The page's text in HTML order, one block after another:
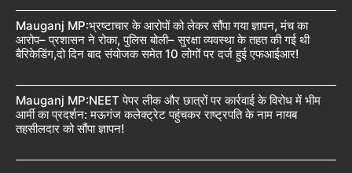
Mauganj MP:भ्रष्टाचार के आरोपों को लेकर सौंपा गया ज्ञापन, मंच का
आरोप– प्रशासन ने रोका, पुलिस बोली– सुरक्षा व्यवस्था के तहत की गई थी
बैरिकेडिंग,दो दिन बाद संयोजक समेत 10 लोगों पर दर्ज हुई एफआईआर!
Mauganj MP:NEET पेपर लीक और छात्रों पर कार्रवाई के विरोध में भीम
आर्मी का प्रदर्शन: मऊगंज कलेक्ट्रेट पहुंचकर राष्ट्रपति के नाम नायब
तहसीलदार को सौंपा ज्ञापन!